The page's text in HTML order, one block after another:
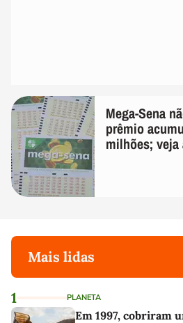
Mega-Sena
prêmio
milhões; veja
Mais lidas
1 PLANETA
Em 1997, cobriram